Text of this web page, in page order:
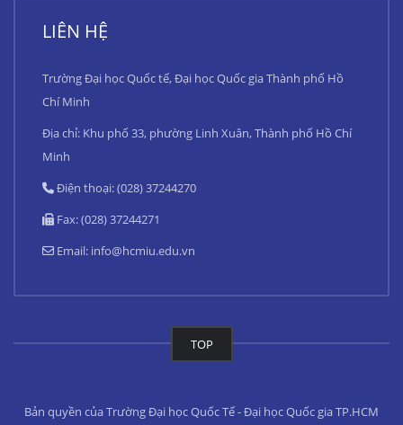
LIÊN HỆ
Trường Đại học Quốc tế, Đại học Quốc gia Thành phố Hồ
Chí Minh
Địa chỉ: Khu phố 33, phường Linh Xuân, Thành phố Hồ Chí
Minh
Điện thoại: (028) 37244270
Fax: (028) 37244271
Email: info@hcmiu.edu.vn
TOP
Bản quyền của Trường Đại học Quốc Tế - Đại học Quốc gia TP.HCM